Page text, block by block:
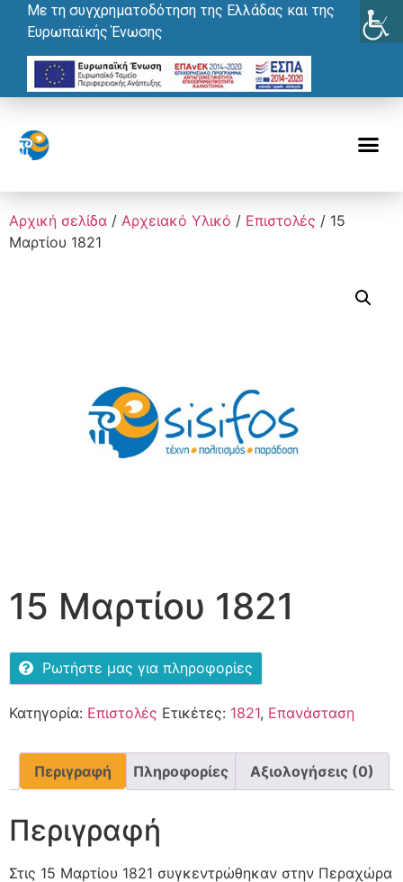
Με τη συγχρηματοδότηση της Ελλάδας και της
Ευρωπαϊκής Ένωσης
Αρχική σελίδα / Αρχειακό Υλικό / Επιστολές / 15
Μαρτίου 1821
15 Μαρτίου 1821
Ρωτήστε μας για πληροφορίες
Κατηγορία: Επιστολές Ετικέτες: 1821, Επανάσταση
Περιγραφή Πληροφορίες Αξιολογήσεις (0)
Περιγραφή
Στις 15 Μαρτίου 1821 συγκεντρώθηκαν στην Περαχώρα